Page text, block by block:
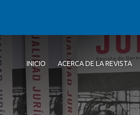
INICIO ACERCA DE LA REVISTA